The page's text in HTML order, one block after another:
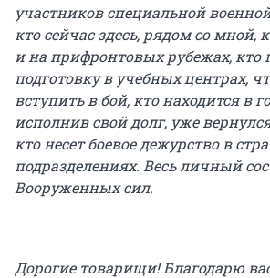
участников специальной
кто сейчас здесь, рядом со мной,
и на прифронтовых рубежах, кто
подготовку в учебных центрах,
вступить в бой, кто находится в
исполнив свой долг, уже
кто несет боевое дежурство в
подразделениях. Весь личный
Вооруженных сил.
Дорогие товарищи! Благодарю